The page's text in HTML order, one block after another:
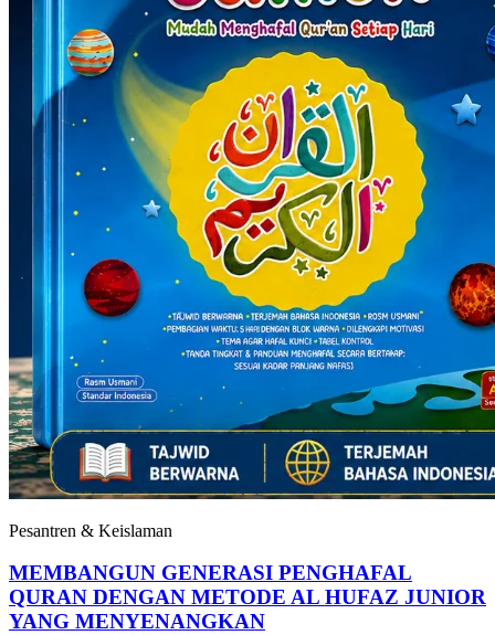
Pesantren & Keislaman
MEMBANGUN GENERASI PENGHAFAL
QURAN DENGAN METODE AL HUFAZ JUNIOR
YANG MENYENANGKAN